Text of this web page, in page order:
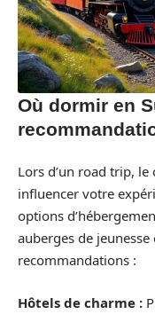
Où dormir en
Lors d’un road trip,
influencer votre
options
auberges de
recommandations :
Hôtels de charme :